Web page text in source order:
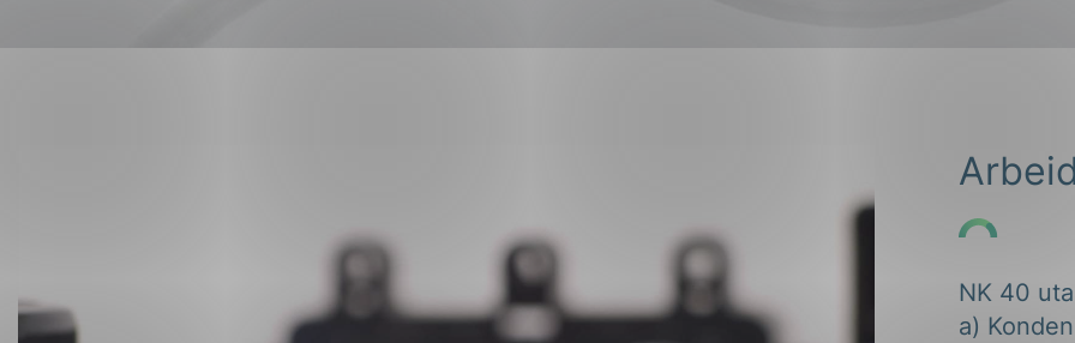
Samferdsel
Velferdsteknologi
NK 40
a)